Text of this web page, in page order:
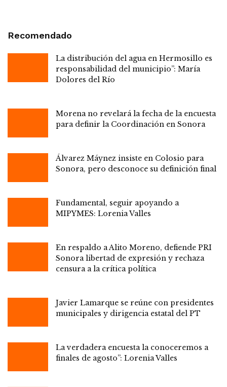
Recomendado
La distribución del agua en Hermosillo es
responsabilidad del municipio”: María
Dolores del Río
Morena no revelará la fecha de la encuesta
para definir la Coordinación en Sonora
Álvarez Máynez insiste en Colosio para
Sonora, pero desconoce su definición final
Fundamental, seguir apoyando a
MIPYMES: Lorenia Valles
En respaldo a Alito Moreno, defiende PRI
Sonora libertad de expresión y rechaza
censura a la crítica política
Javier Lamarque se reúne con presidentes
municipales y dirigencia estatal del PT
La verdadera encuesta la conoceremos a
finales de agosto”: Lorenia Valles